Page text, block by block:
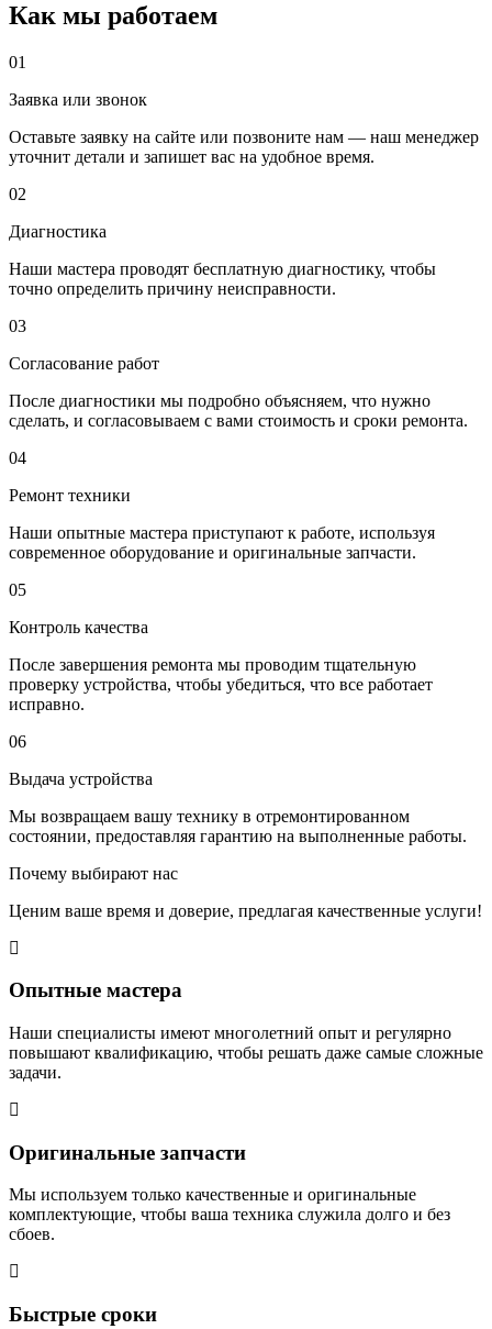
Как мы работаем
01
Заявка или звонок
Оставьте заявку на сайте или позвоните нам — наш менеджер
уточнит детали и запишет вас на удобное время.
02
Диагностика
Наши мастера проводят бесплатную диагностику, чтобы
точно определить причину неисправности.
03
Согласование работ
После диагностики мы подробно объясняем, что нужно
сделать, и согласовываем с вами стоимость и сроки ремонта.
04
Ремонт техники
Наши опытные мастера приступают к работе, используя
современное оборудование и оригинальные запчасти.
05
Контроль качества
После завершения ремонта мы проводим тщательную
проверку устройства, чтобы убедиться, что все работает
исправно.
06
Выдача устройства
Мы возвращаем вашу технику в отремонтированном
состоянии, предоставляя гарантию на выполненные работы.
Почему выбирают нас
Ценим ваше время и доверие, предлагая качественные услуги!
Опытные мастера
Наши специалисты имеют многолетний опыт и регулярно
повышают квалификацию, чтобы решать даже самые сложные
задачи.
Оригинальные запчасти
Мы используем только качественные и оригинальные
комплектующие, чтобы ваша техника служила долго и без
сбоев.
Быстрые сроки